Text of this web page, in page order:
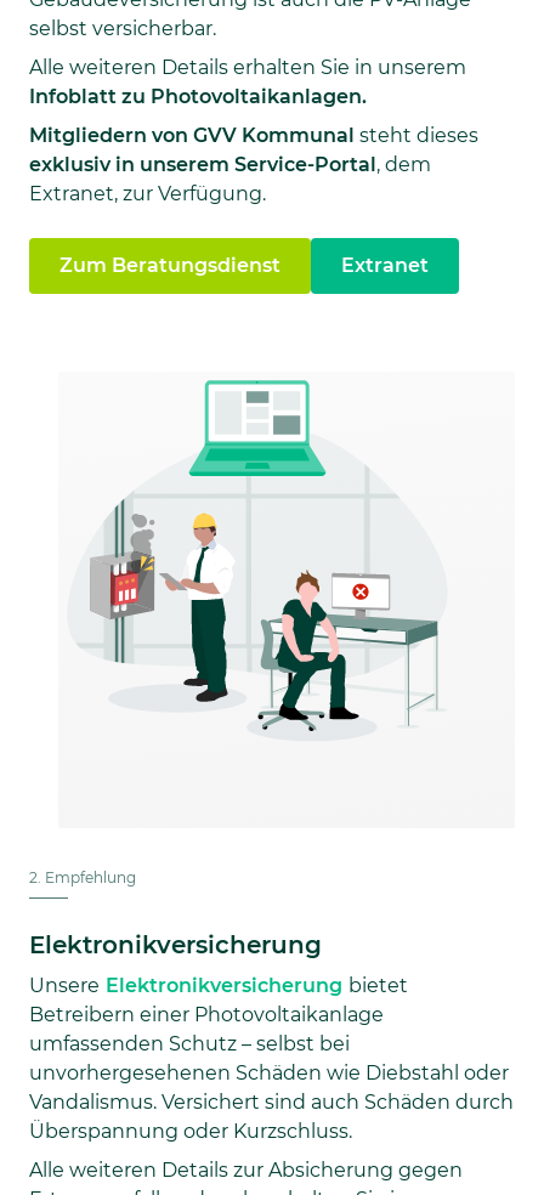
selbst versicherbar.
Alle weiteren Details erhalten Sie in unserem
Infoblatt zu Photovoltaikanlagen.
Mitgliedern von GVV Kommunal steht dieses
exklusiv in unserem Service-Portal, dem
Extranet, zur Verfügung.
Zum Beratungsdienst Extranet
2. Empfehlung
Elektronikversicherung
Unsere Elektronikversicherung bietet
Betreibern einer Photovoltaikanlage
umfassenden Schutz – selbst bei
unvorhergesehenen Schäden wie Diebstahl oder
Vandalismus. Versichert sind auch Schäden durch
Überspannung oder Kurzschluss.
Alle weiteren Details zur Absicherung gegen